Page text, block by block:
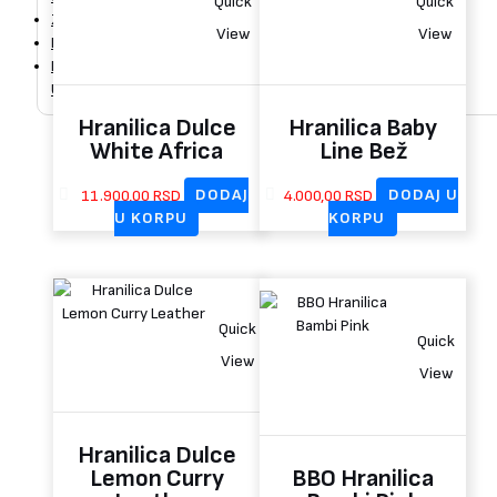
ZZPL
Blog
Kontakt
Uloguj se / Registruj se
View
Hranilica Dulce
White Africa
11.900,00 RSD
DODAJ
U KORPU
View
Hranilica Baby
Line Bež
4.000,00RSD
DODAJ U
KORPU
Quick
View
Hranilica Dulce
Lemon Curry
Quick
View
BBO Hranilica